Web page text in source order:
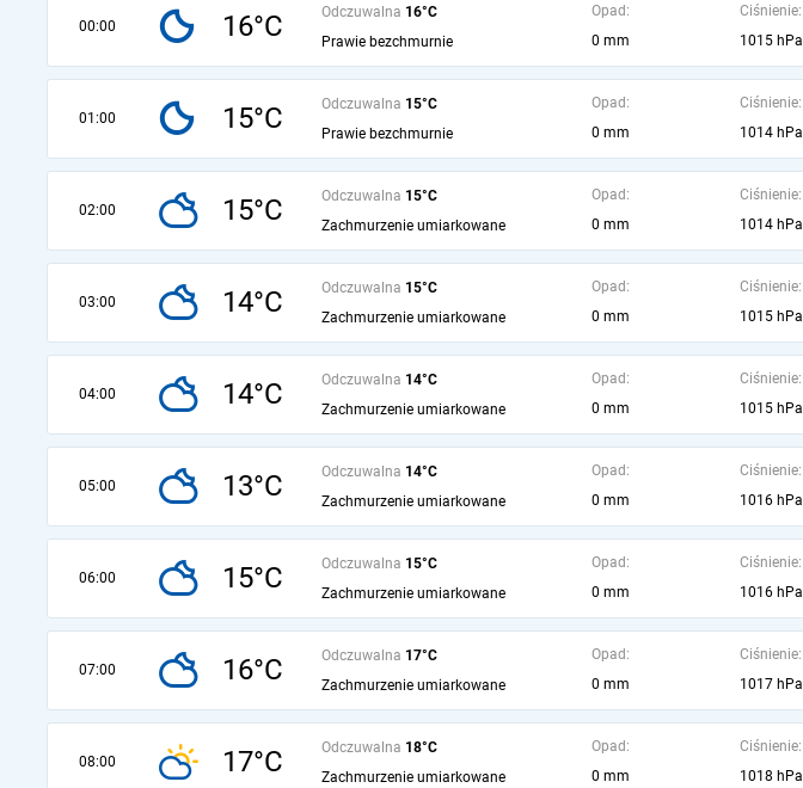
00:00 16°C Odczuwalna 16°C
Prawie bezchmurnie
Opad:
0 mm
Ciśnienie:
1015 hPa
01:00 15°C Odczuwalna 15°C
Prawie bezchmurnie
Opad:
0 mm
Ciśnienie:
1014 hPa
02:00 15°C Odczuwalna 15°C
Zachmurzenie umiarkowane
Opad:
0 mm
Ciśnienie:
1014 hPa
03:00 14°C Odczuwalna 15°C
Zachmurzenie umiarkowane
Opad:
0 mm
Ciśnienie:
1015 hPa
04:00 14°C Odczuwalna 14°C
Zachmurzenie umiarkowane
Opad:
0 mm
Ciśnienie:
1015 hPa
05:00 13°C Odczuwalna 14°C
Zachmurzenie umiarkowane
Opad:
0 mm
Ciśnienie:
1016 hPa
06:00 15°C Odczuwalna 15°C
Zachmurzenie umiarkowane
Opad:
0 mm
Ciśnienie:
1016 hPa
07:00 16°C Odczuwalna 17°C
Zachmurzenie umiarkowane
Opad:
0 mm
Ciśnienie:
1017 hPa
08:00 17°C Odczuwalna 18°C
Zachmurzenie umiarkowane
Opad:
0 mm
Ciśnienie:
1018 hPa